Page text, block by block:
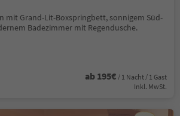
mit Grand-Lit-Boxspringbett, sonnigem Süd-
Badezimmer mit Regendusche.
ab 195€ / 1 Nacht / 1 Gast
Inkl. MwSt.